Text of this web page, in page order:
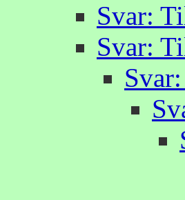
Svar:
Svar: